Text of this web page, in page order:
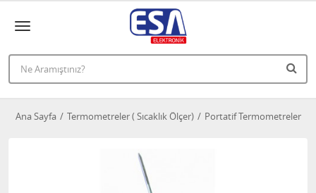
Ana Sayfa Termometreler ( Sıcaklık Ölçer) Portatif Termometreler